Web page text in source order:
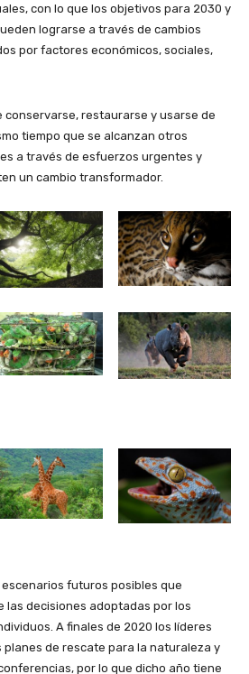
con lo que los objetivos para 2030 y
lograrse a través de cambios
por factores económicos, sociales,
restaurarse y usarse de
tiempo que se alcanzan otros
a través de esfuerzos urgentes y
un cambio transformador.
futuros posibles que
las decisiones adoptadas por los
A finales de 2020 los líderes
planes de rescate para la naturaleza y
por lo que dicho año tiene